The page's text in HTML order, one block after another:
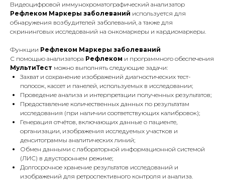
Видеоцифровой иммунохроматографический анализатор
Рефлеком Маркеры заболеваний используется для
обнаружения возбудителей заболеваний, а также для
скрининговых исследований на онкомаркеры и кардиомаркеры.
Функции Рефлеком Маркеры заболеваний
С помощью анализатора Рефлеком и программного обеспечения
МультиТест можно выполнять следующие задачи:
Захват и сохранение изображений диагностических тест-
полосок, кассет и панелей, используемых в исследовании;
Проведение анализа и интерпретации полученных результатов;
Предоставление количественных данных по результатам
исследования (при наличии соответствующих калибровок);
Генерация отчётов, включающих данные о пациенте,
организации, изображения исследуемых участков и
денситограммы аналитических линий;
Обмен данными с лабораторной информационной системой
(ЛИС) в двустороннем режиме;
Долгосрочное хранение результатов исследований и
изображений для ретроспективного контроля и анализа.